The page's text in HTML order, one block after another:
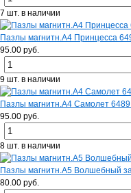
7 шт. в наличии
Пазлы магнитн.А4 Принцесса
95.00 руб.
9 шт. в наличии
Пазлы магнитн.А4 Самолет
95.00 руб.
8 шт. в наличии
Пазлы магнитн.А5 Волшебный
80.00 руб.